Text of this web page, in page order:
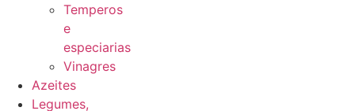
Temperos
e
especiarias
Vinagres
Azeites
Legumes,